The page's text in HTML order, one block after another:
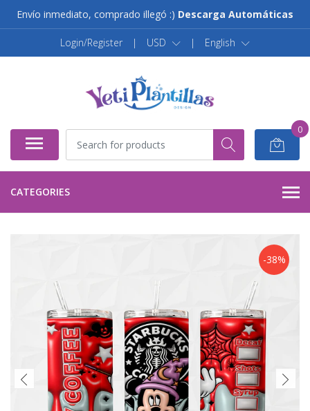
Envío inmediato, comprado illegó :) Descarga Automáticas
Login/Register | USD | English
0
CATEGORIES
-38%